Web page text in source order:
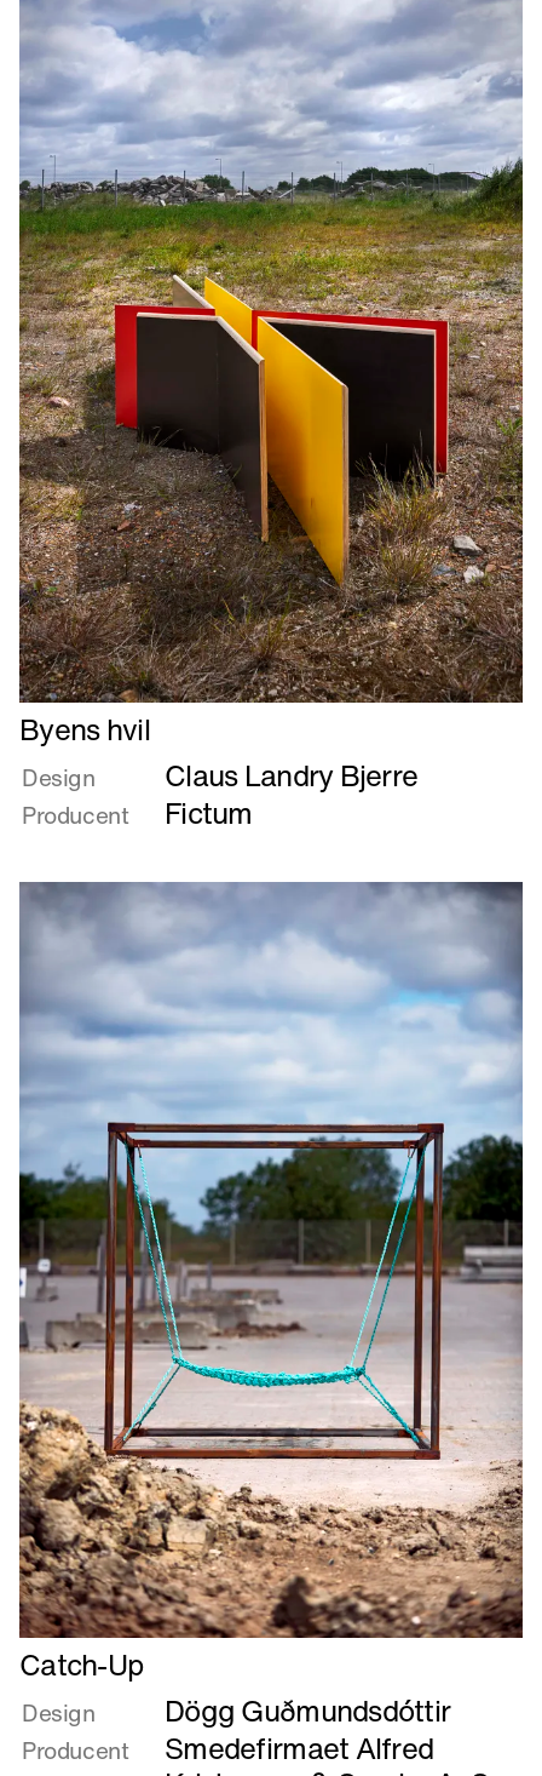
Læs
mere
om
Byens
hvil
Byens hvil
Design Claus Landry Bjerre
Producent Fictum
Læs
mere
om
Catch-
Up
Catch-Up
Design Dögg Guðmundsdóttir
Producent
Smedefirmaet Alfred